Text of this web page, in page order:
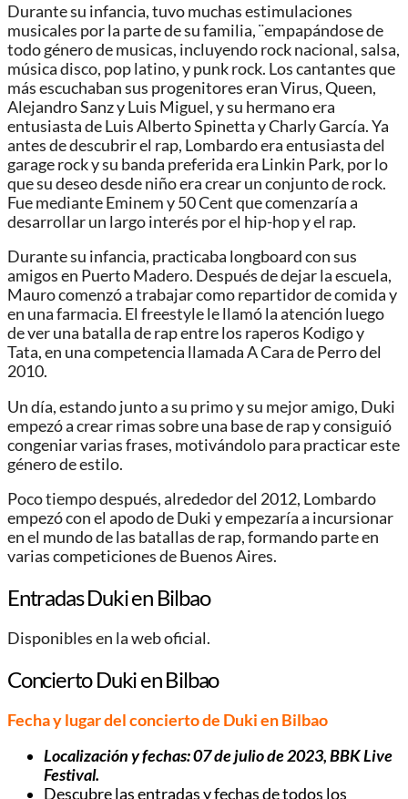
Durante su infancia, tuvo muchas estimulaciones
musicales por la parte de su familia, ¨empapándose de
todo género de musicas, incluyendo rock nacional, salsa,
música disco, pop latino, y punk rock. Los cantantes que
más escuchaban sus progenitores eran Virus, Queen,
Alejandro Sanz y Luis Miguel, y su hermano era
entusiasta de Luis Alberto Spinetta y Charly García. Ya
antes de descubrir el rap, Lombardo era entusiasta del
garage rock y su banda preferida era Linkin Park, por lo
que su deseo desde niño era crear un conjunto de rock.
Fue mediante Eminem y 50 Cent que comenzaría a
desarrollar un largo interés por el hip-hop y el rap.
Durante su infancia, practicaba longboard con sus
amigos en Puerto Madero.​ Después de dejar la escuela,
Mauro comenzó a trabajar como repartidor de comida y
en una farmacia. El freestyle le llamó la atención luego
de ver una batalla de rap entre los raperos Kodigo y
Tata, en una competencia llamada A Cara de Perro del
2010.
Un día, estando junto a su primo y su mejor amigo, Duki
empezó a crear rimas sobre una base de rap y consiguió
congeniar varias frases, motivándolo para practicar este
género de estilo.
Poco tiempo después, alrededor del 2012, Lombardo
empezó con el apodo de Duki y empezaría a incursionar
en el mundo de las batallas de rap, formando parte en
varias competiciones de Buenos Aires.
Entradas Duki en Bilbao
Disponibles en la web oficial.
Concierto Duki en Bilbao
Fecha y lugar del concierto de Duki en Bilbao
Localización y fechas: 07 de julio de 2023, BBK Live
Festival.
Descubre las entradas y fechas de todos los